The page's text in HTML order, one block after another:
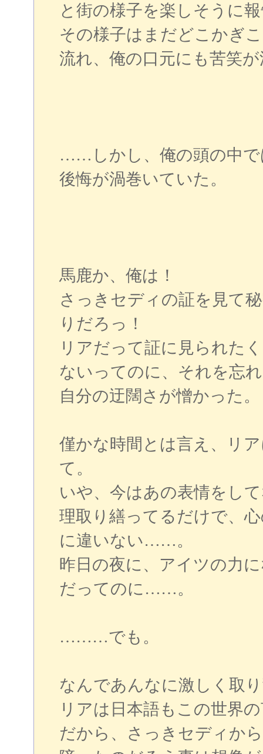
と街の様子を楽しそうに
その様子はまだどこかぎ
流れ、俺の口元にも苦笑
……しかし、俺の頭の中で
後悔が渦巻いていた。
馬鹿か、俺は！
さっきセディの証を見て
りだろっ！
リアだって証に見られた
ないってのに、それを忘
自分の迂闊さが憎かった。
僅かな時間とは言え、リ
て。
いや、今はあの表情をし
理取り繕ってるだけで、
に違いない……。
昨日の夜に、アイツの力
だってのに……。
………でも。
なんであんなに激しく取
リアは日本語もこの世界
だから、さっきセディか